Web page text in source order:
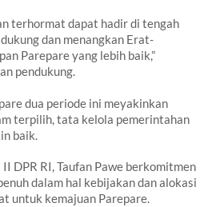
terhormat dapat hadir di tengah
dan menangkan Erat-
Parepare yang lebih baik,”
pendukung.
dua periode ini meyakinkan
terpilih, tata kelola pemerintahan
baik.
DPR RI, Taufan Pawe berkomitmen
dalam hal kebijakan dan alokasi
untuk kemajuan Parepare.